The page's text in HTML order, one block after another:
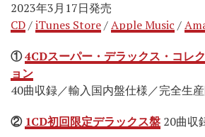
2023年3月17日発売
CD/iTunes Store/Apple Music /
①4CDスーパー・デラックス・コレ
ョン
40曲収録／輸入国内盤仕様／完全生
② 1CD初回限定デラックス盤 20曲収